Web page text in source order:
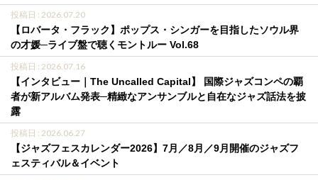
投稿日 : 2026.07.20
【ロバータ・フラック】ポップス・シンガーを目指したソウル界
の才媛─ライブ盤で聴くモントルー Vol.68
投稿日 : 2026.07.16
【インタビュー｜The Uncalled Capital】 国際ジャズコンペの覇
者が新アルバム発表─精緻なアンサンブルと自在なジャズ話法を披
露
投稿日 : 2026.06.27
【ジャズフェスカレンダー2026】7月／8月／9月開催のジャズフ
ェスティバル＆イベント